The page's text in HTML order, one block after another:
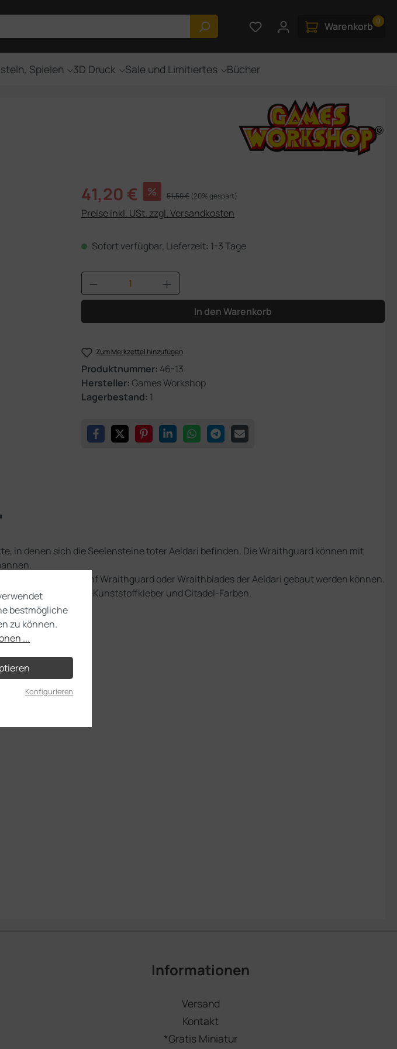
Du hast 0 Produkte auf dem
Warenkorb 0
Spielen 3D Druck Sale und Limitiertes Bücher
Verkaufspreis:
41,20 € % Regulärer Preis:
51,50 € (20% gespart)
Preise inkl. USt. zzgl. Versandkosten
Sofort verfügbar, Lieferzeit: 1-3 Tage
Produkt Anzahl: Gib den gewünschten Wert
In den Warenkorb
Zum Merkzettel hinzufügen
Produktnummer: 46-13
Hersteller:Games Workshop
Lagerbestand: 1
in denen sich die Seelensteine toter Aeldari befinden. Die Wraithguard können mit
aus denen fünf Wraithguard oder Wraithblades der Aeldari gebaut werden können.
von Citadel-Kunststoffkleber und Citadel-Farben.
Informationen
Versand
Kontakt
*Gratis Miniatur
bestmögliche
zu können.
...
Konfigurieren